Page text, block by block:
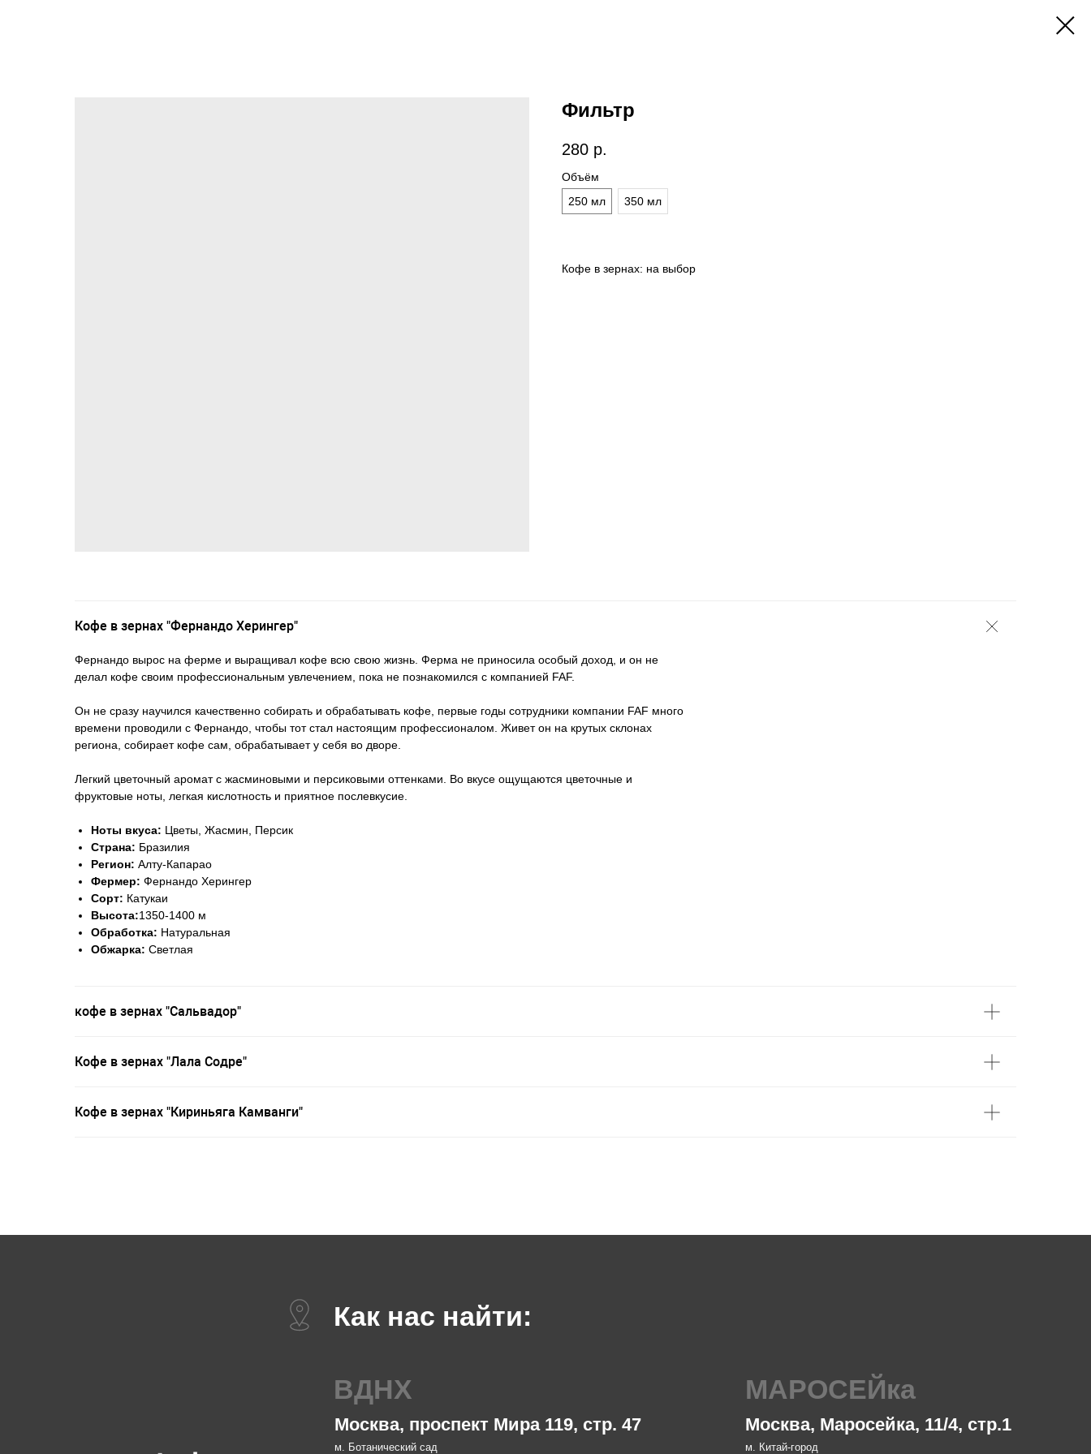
Фильтр
280 р.
Объём
250 мл
350 мл
Кофе в зернах: на выбор
Кофе в зернах "Фернандо Херингер"
Фернандо вырос на ферме и выращивал кофе всю свою жизнь. Ферма не приносила особый доход, и он не
делал кофе своим профессиональным увлечением, пока не познакомился с компанией FAF.
Он не сразу научился качественно собирать и обрабатывать кофе, первые годы сотрудники компании FAF много
времени проводили с Фернандо, чтобы тот стал настоящим профессионалом. Живет он на крутых склонах
региона, собирает кофе сам, обрабатывает у себя во дворе.
Легкий цветочный аромат с жасминовыми и персиковыми оттенками. Во вкусе ощущаются цветочные и
фруктовые ноты, легкая кислотность и приятное послевкусие.
Ноты вкуса: Цветы, Жасмин, Персик
Страна: Бразилия
Регион: Алту-Капарао
Фермер: Фернандо Херингер
Сорт: Катукаи
Высота:1350-1400 м
Обработка: Натуральная
Обжарка: Светлая
кофе в зернах "Сальвадор"
Кофе в зернах "Лала Содре"
Кофе в зернах "Кириньяга Камванги"
Пн-Пт с 09:00 до 21:00
Сб, Вс и праздничные дни с 10:00 до 21:00
ВДНХ
Москва, Ленинградский проспект,
ДИнамо
МАРОСЕЙка
Москва, проспект Мира 119, стр. 47
обжарочный цех